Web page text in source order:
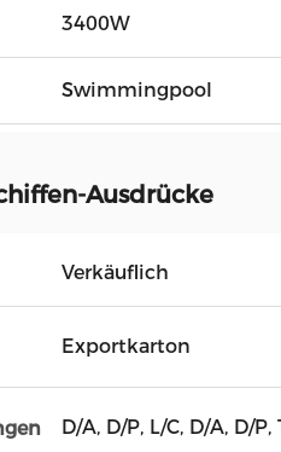
3400W
Swimmingpool
Ausdrücke
Verkäuflich
Exportkarton
D/A, D/P, L/C, D/A, D/